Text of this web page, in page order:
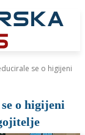
se o higijeni
o higijeni